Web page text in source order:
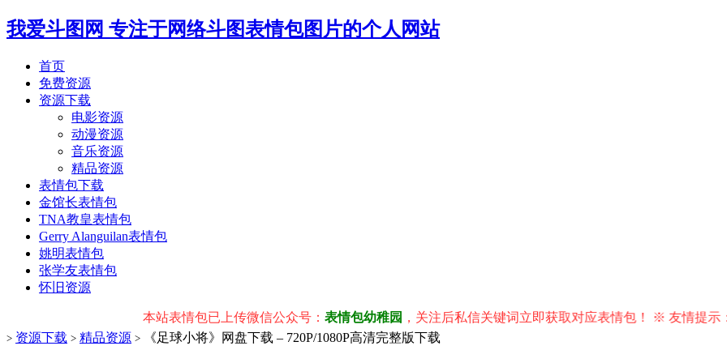
我爱斗图网 专注于网络斗图表情包图片的个人网站
首页
免费资源
资源下载
电影资源
动漫资源
音乐资源
精品资源
表情包下载
金馆长表情包
TNA教皇表情包
Gerry Alanguilan表情包
姚明表情包
张学友表情包
怀旧资源
本站表情包已上传微信公众号：表情包幼稚园，关注后私信关键词立即获取对应表情包！ ※ 友情提示：右
> 资源下载 > 精品资源 > 《足球小将》网盘下载 – 720P/1080P高清完整版下载